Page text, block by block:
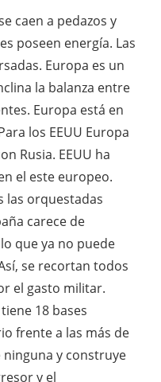
caen a pedazos y
poseen energía. Las
Europa es un
la balanza entre
Europa está en
los EEUU Europa
Rusia. EEUU ha
el este europeo.
las orquestadas
carece de
que ya no puede
se recortan todos
el gasto militar.
18 bases
frente a las más de
ninguna y construye
y el